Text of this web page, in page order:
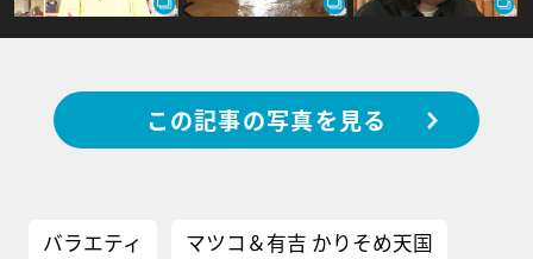
この記事の写真を見る
バラエティ マツコ＆有吉 かりそめ天国